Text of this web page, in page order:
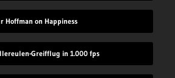
Hoffman on Happiness
Greifflug in 1.000 fps